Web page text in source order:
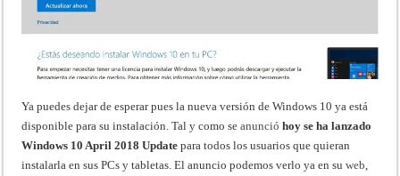
Ya puedes dejar de esperar pues la nueva versión de Windows 10 ya está
disponible para su instalación. Tal y como seanunció hoy se ha lanzado
Windows 10 April 2018 Update para todos los usuarios que quieran
instalarla en sus PCs y tabletas. El anuncio podemos verlo ya en suweb